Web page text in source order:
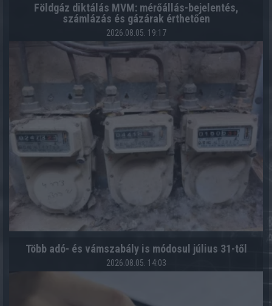
Földgáz diktálás MVM: mérőállás-bejelentés,
számlázás és gázárak érthetően
2026.08.05. 19:17
Több adó- és vámszabály is módosul július 31-től
2026.08.05. 14:03